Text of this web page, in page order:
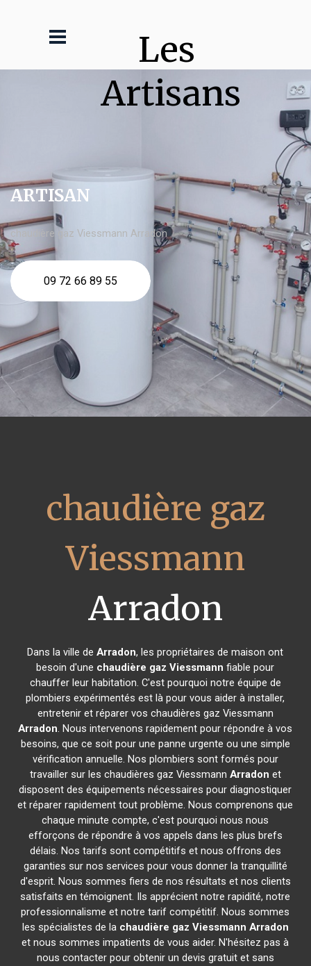
Les
Artisans
ARTISAN
chaudière gaz Viessmann Arradon
09 72 66 89 55
chaudière gaz
Viessmann
Arradon
Dans la ville deArradon, les propriétaires de maison ont
besoin d'une chaudière gaz Viessmann fiable pour
chauffer leur habitation. C'est pourquoi notre équipe de
plombiers expérimentés est là pour vous aider à installer,
entretenir et réparer vos chaudières gaz Viessmann
Arradon. Nous intervenons rapidement pour répondre à vos
besoins, que ce soit pour une panne urgente ou une simple
vérification annuelle. Nos plombiers sont formés pour
travailler sur les chaudières gaz Viessmann Arradon et
disposent des équipements nécessaires pour diagnostiquer
et réparer rapidement tout problème. Nous comprenons que
chaque minute compte, c'est pourquoi nous nous
efforçons de répondre à vos appels dans les plus brefs
délais. Nos tarifs sont compétitifs et nous offrons des
garanties sur nos services pour vous donner la tranquillité
d'esprit. Nous sommes fiers de nos résultats et nos clients
satisfaits en témoignent. Ils apprécient notre rapidité, notre
professionnalisme et notre tarif compétitif. Nous sommes
les spécialistes de la chaudière gaz Viessmann Arradon
et nous sommes impatients de vous aider. N'hésitez pas à
nous contacter pour obtenir un devis gratuit et sans